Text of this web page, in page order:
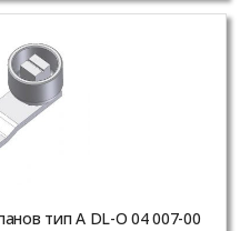
тип A DL-O 04 007-00